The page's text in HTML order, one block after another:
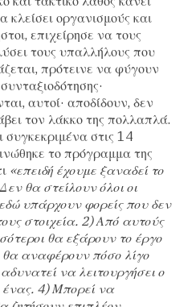
οργανισμούς και
επιχείρησε να τους
τους υπαλλήλους που
πρότεινε να φύγουν
αυτοί· αποδίδουν, δεν
τον λάκκο της πολλαπλά.
στις 14
το πρόγραμμα της
«επειδή έχουμε ξαναδεί το
θα στείλουν όλοι οι
υπάρχουν φορείς που δεν
στοιχεία. 2) Από αυτούς
θα εξάρουν το έργο
θα αναφέρουν πόσο λίγο
να λειτουργήσει ο
ένας. 4) Μπορεί να